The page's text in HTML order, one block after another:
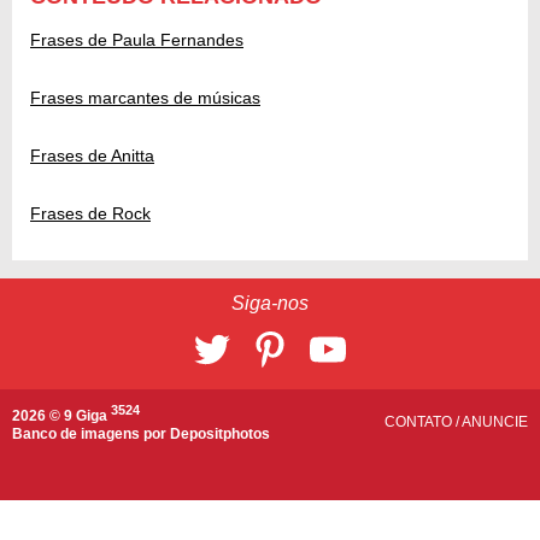
Frases de Paula Fernandes
Frases marcantes de músicas
Frases de Anitta
Frases de Rock
Siga-nos
2026 © 9 Giga 3524
Banco de imagens por Depositphotos
CONTATO /ANUNCIE